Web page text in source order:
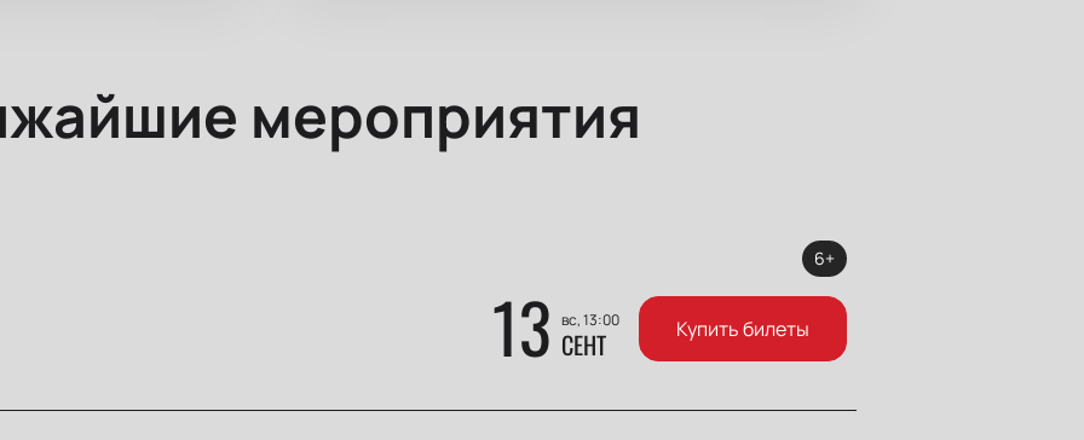
мероприятия
13 вс, 13:00
СЕНТ
6+
Купить билеты